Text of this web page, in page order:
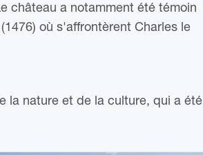
château a notamment été témoin
où s'affrontèrent Charles le
la nature et de la culture, qui a été